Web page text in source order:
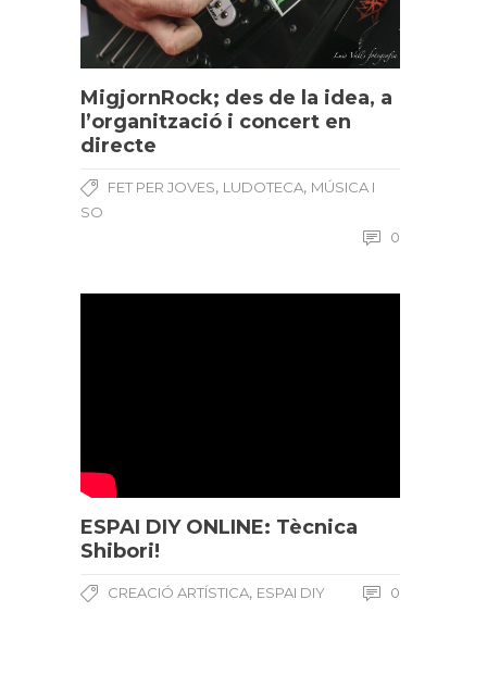
MigjornRock; des de la idea, a
l’organització i concert en
directe
FET PER JOVES, LUDOTECA, MÚSICA I
SO
0
ESPAI DIY ONLINE: Tècnica
Shibori!
CREACIÓ ARTÍSTICA, ESPAI DIY 0